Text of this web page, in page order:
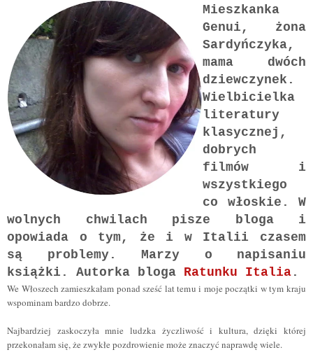
Mieszkanka
Genui, żona
Sardyńczyka,
mama dwóch
dziewczynek.
Wielbicielka
literatury
klasycznej,
dobrych
filmów i
wszystkiego
co włoskie. W
wolnych chwilach pisze bloga i
opowiada o tym, że i w Italii czasem
są problemy. Marzy o napisaniu
książki. Autorka bloga Ratunku Italia .
We Włoszech zamieszkałam ponad sześć lat temu i moje początki w tym kraju
wspominam bardzo dobrze.
Najbardziej zaskoczyła mnie ludzka życzliwość i kultura, dzięki której
przekonałam się, że zwykłe pozdrowienie może znaczyć naprawdę wiele.